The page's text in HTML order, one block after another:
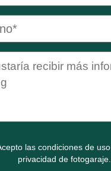
lascondiciones de
privacidadde